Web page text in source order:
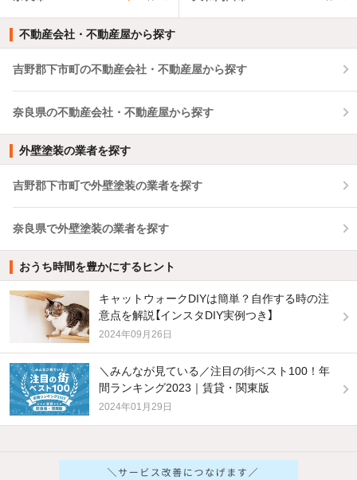
不動産会社・不動産屋から探す
吉野郡下市町の不動産会社・不動産屋から探す
奈良県の不動産会社・不動産屋から探す
外壁塗装の業者を探す
吉野郡下市町で外壁塗装の業者を探す
奈良県で外壁塗装の業者を探す
おうち時間を豊かにするヒント
キャットウォークDIYは簡単？自作する時の注
意点を解説【インスタDIY実例つき】
2024年09月26日
＼みんなが見ている／注目の街ベスト100！年
間ランキング2023｜賃貸・関東版
2024年01月29日
他の人はこんな条件で絞り込んでいます！